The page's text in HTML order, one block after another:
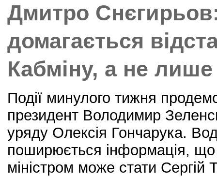
k
Дмитро
домагається
Кабміну, а не
Події минулого тижня
президент Володимир
уряду Олексія Гончарука.
поширюється інформація,
міністром може стати Сергій